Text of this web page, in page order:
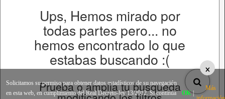
Ups, Hemos mirado por
todas partes pero... no
hemos encontrado lo que
estabas buscando :(
Prueba o amplia tu busqueda
×
Solicitamos su permiso para obtener datos estadísticos de su navegación
en esta web, en cumplimiento del Real Decreto-ley 13/2012. Si continúa
OK |
Más